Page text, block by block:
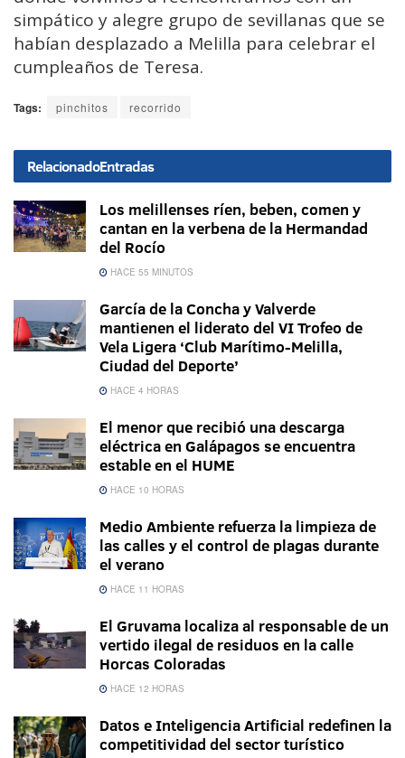
simpático y alegre grupo de sevillanas que se
habían desplazado a Melilla para celebrar el
cumpleaños de Teresa.
Tags: pinchitos recorrido
RelacionadoEntradas
Los melillenses ríen, beben, comen y
cantan en la verbena de la Hermandad
del Rocío
HACE 55 MINUTOS
García de la Concha y Valverde
mantienen el liderato del VI Trofeo de
Vela Ligera ‘Club Marítimo-Melilla,
Ciudad del Deporte’
HACE 4 HORAS
El menor que recibió una descarga
eléctrica en Galápagos se encuentra
estable en el HUME
HACE 10 HORAS
Medio Ambiente refuerza la limpieza de
las calles y el control de plagas durante
el verano
HACE 11 HORAS
El Gruvama localiza al responsable de un
vertido ilegal de residuos en la calle
Horcas Coloradas
HACE 12 HORAS
Datos e Inteligencia Artificial redefinen la
competitividad del sector turístico